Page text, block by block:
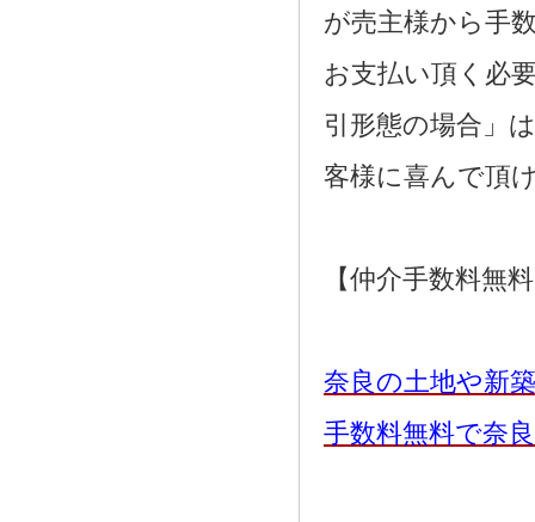
が売主様から手
お支払い頂く必
引形態の場合」
客様に喜んで頂
【仲介手数料無
奈良の土地や新
手数料無料で奈